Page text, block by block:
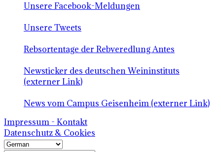
Unsere Facebook-Meldungen
Unsere Tweets
Rebsortentage der Rebveredlung Antes
Newsticker des deutschen Weininstituts
(externer Link)
News vom Campus Geisenheim (externer Link)
Impressum - Kontakt
Datenschutz & Cookies